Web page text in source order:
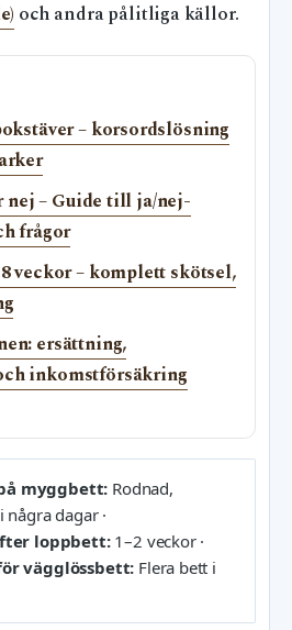
och andra pålitliga källor.
– korsordslösning
nej – Guide till ja/nej-
frågor
veckor – komplett skötsel,
ersättning,
inkomstförsäkring
myggbett: Rodnad,
dagar ·
loppbett:1–2 veckor ·
vägglössbett: Flera bett i